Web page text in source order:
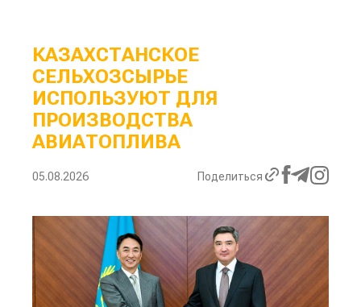
КАЗАХСТАНСКОЕ
СЕЛЬХОЗСЫРЬЕ
ИСПОЛЬЗУЮТ ДЛЯ
ПРОИЗВОДСТВА
АВИАТОПЛИВА
05.08.2026 Поделиться